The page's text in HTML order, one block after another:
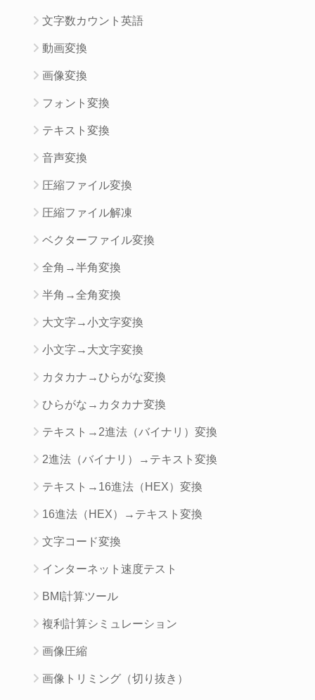
文字数カウント英語
動画変換
画像変換
フォント変換
テキスト変換
音声変換
圧縮ファイル変換
圧縮ファイル解凍
ベクターファイル変換
全角→半角変換
半角→全角変換
大文字→小文字変換
小文字→大文字変換
カタカナ→ひらがな変換
ひらがな→カタカナ変換
テキスト→2進法（バイナリ）変換
2進法（バイナリ）→テキスト変換
テキスト→16進法（HEX）変換
16進法（HEX）→テキスト変換
文字コード変換
インターネット速度テスト
BMI計算ツール
複利計算シミュレーション
画像圧縮
画像トリミング（切り抜き）